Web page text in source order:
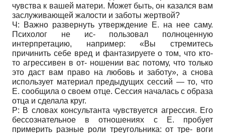
чувства к вашей матери. Может быть, он казался вам
заслуживающей жалости и заботы жертвой?
Ч: Важно развернуть утверждение Е. на нее саму.
Психолог не ис- пользовал полноценную
интерпретацию, например: «Вы стремитесь
причинить себе вред и фантазируете о том, что кто-
то агрессивен в от- ношении вас потому, что только
это даст вам право на любовь и заботу», а снова
использует материал предыдущих сессий — то, что
Е. сообщила о своем отце. Сессия началась с образа
отца и сделала круг.
Р: В словах консультанта чувствуется агрессия. Его
бессознательное в отношениях с Е. пробует
примерить разные роли треугольника: от тре- воги